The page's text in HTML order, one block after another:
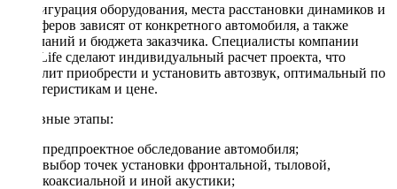
Конфигурация оборудования, места расстановки динамиков и
сабвуферов зависят от конкретного автомобиля, а также
пожеланий и бюджета заказчика. Специалисты компании
DriveLife сделают индивидуальный расчет проекта, что
позволит приобрести и установить автозвук, оптимальный по
характеристикам и цене.
Основные этапы:
предпроектное обследование автомобиля;
выбор точек установки фронтальной, тыловой,
коаксиальной и иной акустики;